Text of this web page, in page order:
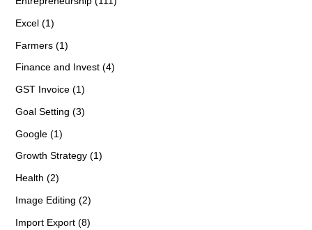
Excel (1)
Farmers (1)
Finance and Invest (4)
GST Invoice (1)
Goal Setting (3)
Google (1)
Growth Strategy (1)
Health (2)
Image Editing (2)
Import Export (8)